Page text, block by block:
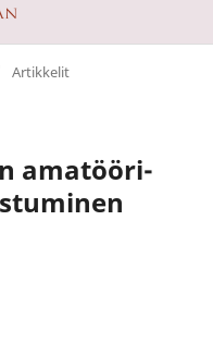
Artikkelit
amatööri-